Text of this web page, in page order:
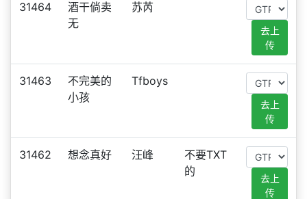
31464
酒干倘卖
无
苏芮
去上
传
31463
不完美的
小孩
Tfboys
去上
传
31462 想念真好 汪峰
不要TXT
的
去上
传